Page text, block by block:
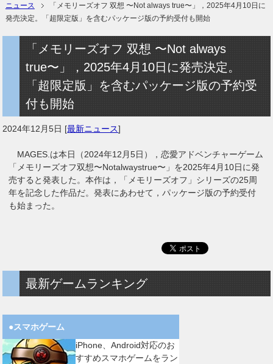
ニュース
「メモリーズオフ 双想 〜Not always true〜」，2025年4月10日に
発売決定。「超限定版」を含むパッケージ版の予約受付も開始
「メモリーズオフ 双想 〜Not always
true〜」，2025年4月10日に発売決定。
「超限定版」を含むパッケージ版の予約受
付も開始
2024年12月5日 [最新ニュース]
MAGES.は本日（2024年12月5日），恋愛アドベンチャーゲーム
「メモリーズオフ双想〜Notalwaystrue〜」を2025年4月10日に発
売すると発表した。本作は，「メモリーズオフ」シリーズの25周
年を記念した作品だ。発表にあわせて，パッケージ版の予約受付
も始まった。
最新ゲームランキング
●スマホゲーム
iPhone、Android対応のお
すすめスマホゲームをラン